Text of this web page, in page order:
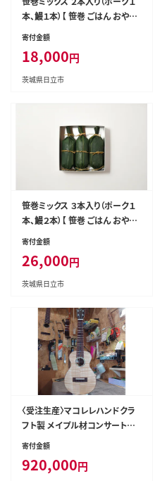
本、鰻１本）【 笹巻 ごはん おやつ
茨城県 日立市 】
寄付金額
18,000円
茨城県日立市
笹巻ミックス ３本入り（ポーク１
本、鰻２本）【 笹巻 ごはん おやつ
茨城県 日立市 】
寄付金額
26,000円
茨城県日立市
〈受注生産〉マコレレハンドクラ
フト製 メイプル材コンサートサ
イズウクレレ【 ウクレレ 楽器 茨
寄付金額
920,000円